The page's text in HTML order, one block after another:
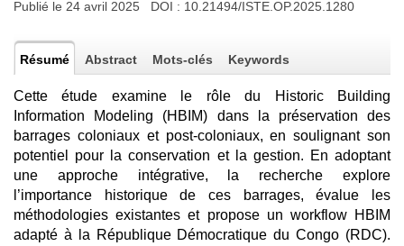
Publié le 24 avril 2025 DOI : 10.21494/ISTE.OP.2025.1280
Résumé Abstract Mots-clés Keywords
Cette étude examine le rôle du Historic Building
Information Modeling (HBIM) dans la préservation des
barrages coloniaux et post-coloniaux, en soulignant son
potentiel pour la conservation et la gestion. En adoptant
une approche intégrative, la recherche explore
l’importance historique de ces barrages, évalue les
méthodologies existantes et propose un workflow HBIM
adapté à la République Démocratique du Congo (RDC).